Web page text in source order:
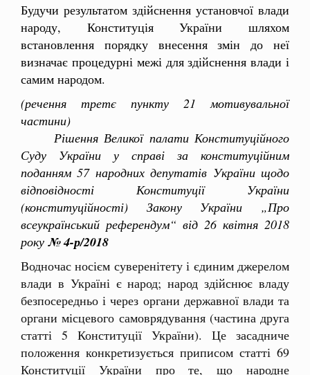
Будучи результатом здійснення установчої влади
народу, Конституція України шляхом
встановлення порядку внесення змін до неї
визначає процедурні межі для здійснення влади і
самим народом.
(речення третє пункту 21 мотивувальної
частини)
Рішення Великої палати Конституційного
Суду України у справі за конституційним
поданням 57 народних депутатів України щодо
відповідності Конституції України
(конституційності) Закону України „Про
всеукраїнський референдум“ від 26 квітня 2018
року № 4-р/2018
Водночас носієм суверенітету і єдиним джерелом
влади в Україні є народ; народ здійснює владу
безпосередньо і через органи державної влади та
органи місцевого самоврядування (частина друга
статті 5 Конституції України). Це засадниче
положення конкретизується приписом статті 69
Конституції України про те, що народне